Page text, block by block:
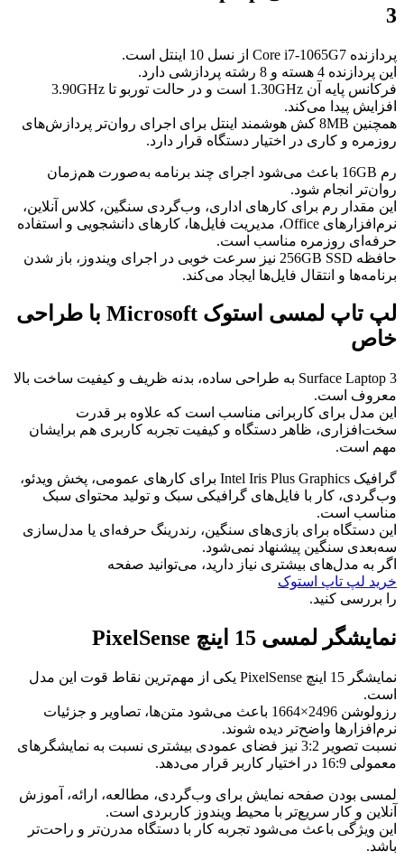
3
پردازنده Core i7-1065G7 از نسل 10 اینتل است.
این پردازنده 4 هسته و 8 رشته پردازشی دارد.
فرکانس پایه آن 1.30GHz است و در حالت توربو تا 3.90GHz
افزایش پیدا می‌کند.
همچنین 8MB کش هوشمند اینتل برای اجرای روان‌تر پردازش‌های
روزمره و کاری در اختیار دستگاه قرار دارد.
رم 16GB باعث می‌شود اجرای چند برنامه به‌صورت هم‌زمان
روان‌تر انجام شود.
این مقدار رم برای کارهای اداری، وب‌گردی سنگین، کلاس آنلاین،
نرم‌افزارهای Office، مدیریت فایل‌ها، کارهای دانشجویی و استفاده
حرفه‌ای روزمره مناسب است.
حافظه 256GB SSD نیز سرعت خوبی در اجرای ویندوز، باز شدن
برنامه‌ها و انتقال فایل‌ها ایجاد می‌کند.
لپ تاپ لمسی استوک Microsoft با طراحی
خاص
Surface Laptop 3 به طراحی ساده، بدنه ظریف و کیفیت ساخت بالا
معروف است.
این مدل برای کاربرانی مناسب است که علاوه بر قدرت
سخت‌افزاری، ظاهر دستگاه و کیفیت تجربه کاربری هم برایشان
مهم است.
گرافیک Intel Iris Plus Graphics برای کارهای عمومی، پخش ویدئو،
وب‌گردی، کار با فایل‌های گرافیکی سبک و تولید محتوای سبک
مناسب است.
این دستگاه برای بازی‌های سنگین، رندرینگ حرفه‌ای یا مدل‌سازی
سه‌بعدی سنگین پیشنهاد نمی‌شود.
اگر به مدل‌های بیشتری نیاز دارید، می‌توانید صفحه
خرید لپ تاپ استوک
را بررسی کنید.
نمایشگر لمسی 15 اینچ PixelSense
نمایشگر 15 اینچ PixelSense یکی از مهم‌ترین نقاط قوت این مدل
است.
رزولوشن 2496×1664 باعث می‌شود متن‌ها، تصاویر و جزئیات
نرم‌افزارها واضح‌تر دیده شوند.
نسبت تصویر 3:2 نیز فضای عمودی بیشتری نسبت به نمایشگرهای
معمولی 16:9 در اختیار کاربر قرار می‌دهد.
لمسی بودن صفحه نمایش برای وب‌گردی، مطالعه، ارائه، آموزش
آنلاین و کار سریع‌تر با محیط ویندوز کاربردی است.
این ویژگی باعث می‌شود تجربه کار با دستگاه مدرن‌تر و راحت‌تر
باشد.